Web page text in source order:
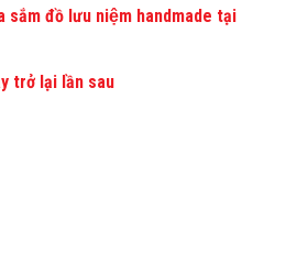
sắm đồ lưu niệm handmade tại
trở lại lần sau